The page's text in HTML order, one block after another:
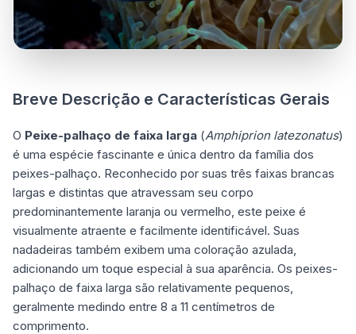
Breve Descrição e Características Gerais
O Peixe-palhaço de faixa larga (Amphiprion latezonatus)
é uma espécie fascinante e única dentro da família dos
peixes-palhaço. Reconhecido por suas três faixas brancas
largas e distintas que atravessam seu corpo
predominantemente laranja ou vermelho, este peixe é
visualmente atraente e facilmente identificável. Suas
nadadeiras também exibem uma coloração azulada,
adicionando um toque especial à sua aparência. Os peixes-
palhaço de faixa larga são relativamente pequenos,
geralmente medindo entre 8 a 11 centímetros de
comprimento.